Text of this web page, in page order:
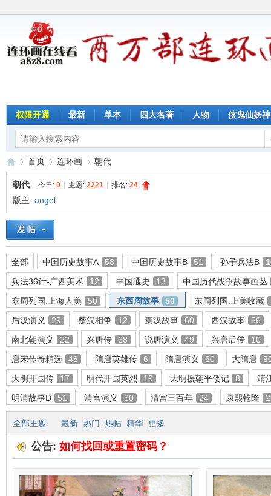
权限开通 最新 单本 四大名著 人物 侠鬼仙妖神
连
环
»
首页
›
连环画
›
朝代
朝代 今日: 0 主题: 2221 排名: 24
版主: angel
全部 中国历史故事A 58 中国历史故事B 51 孙子兵法B
兵法36计-广西美术
12 中国通史 13
中国历代战争故事画丛
东周列国.上海人美
50 东西周故事 50 东周列国.上美收藏
后汉演义
29 楚汉相争 12 秦汉故事 60 西汉故事
56
南北朝演义
22 兴唐传 68 说唐演义 49 兴唐后传
10
唐宋传奇精选
48 隋唐英雄传 6 隋唐演义 60 大隋唐
大明开国传
17 明代开国英烈 19 大明援朝平倭记 8
靖
明清故事D
51 清宫演义 30 清宫三百年 24 康熙乾隆
全部主题 最新 热门 热帖 精华 更多
公告: 如何找回或重置密码？